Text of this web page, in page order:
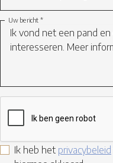
Uw bericht *
Ik heb het privacybeleid